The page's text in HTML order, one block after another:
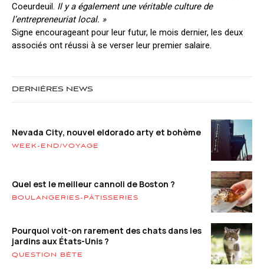
Coeurdeuil. Il y a également une véritable culture de
l’entrepreneuriat local. »
Signe encourageant pour leur futur, le mois dernier, les deux
associés ont réussi à se verser leur premier salaire.
DERNIÈRES NEWS
Nevada City, nouvel eldorado arty et bohème
WEEK-END/VOYAGE
Quel est le meilleur cannoli de Boston ?
BOULANGERIES-PÂTISSERIES
Pourquoi voit-on rarement des chats dans les
jardins aux États-Unis ?
QUESTION BÊTE